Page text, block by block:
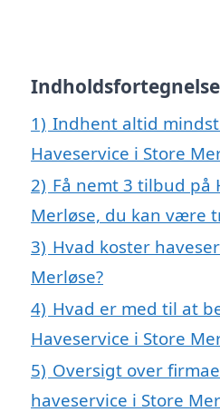
Indholdsfortegnelse
1) Indhent altid
Haveservice i Store
2) Få nemt 3 tilbud på
Merløse, du kan være
3) Hvad koster
Merløse?
4) Hvad er med til at
Haveservice i Store
5) Oversigt over
haveservice i Store